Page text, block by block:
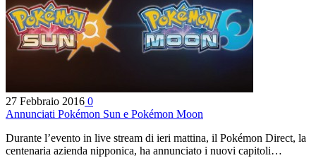
27 Febbraio 2016 0
Annunciati Pokémon Sun e Pokémon Moon
Durante l’evento in live stream di ieri mattina, il Pokémon Direct, la
centenaria azienda nipponica, ha annunciato i nuovi capitoli…